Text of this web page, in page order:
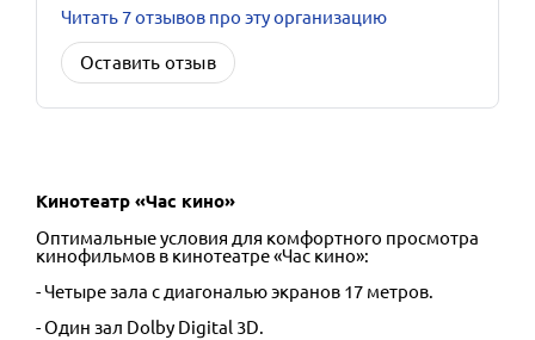
Читать 7 отзывов про эту организацию
Оставить отзыв
Кинотеатр «Час кино»
Оптимальные условия для комфортного просмотра
кинофильмов в кинотеатре «Час кино»:
- Четыре зала с диагональю экранов 17 метров.
- Один зал Dolby Digital 3D.